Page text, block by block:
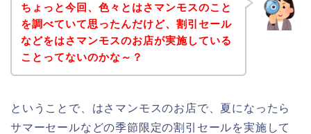
ちょっと今回、色々とはさマンモスのこと
を調べていて思ったんだけど、割引セール
などをはさマンモスのお店が実施している
ことってないのかな～？
ということで、はさマンモスのお店で、夏になったら
サマーセールなどの季節限定の割引セールを実施して